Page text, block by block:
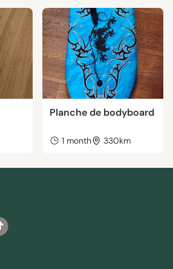
Planche de bodyboard
1 month 330km